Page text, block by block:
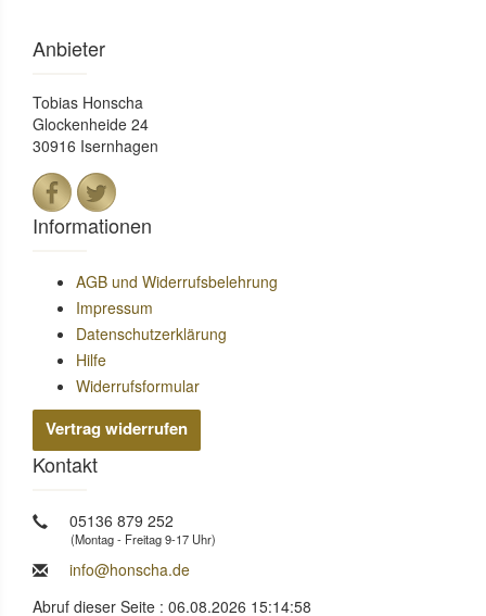
Anbieter
Tobias Honscha
Glockenheide 24
30916 Isernhagen
Informationen
AGB und Widerrufsbelehrung
Impressum
Datenschutzerklärung
Hilfe
Widerrufsformular
Vertrag widerrufen
Kontakt
05136 879 252
(Montag - Freitag 9-17 Uhr)
info@honscha.de
Abruf dieser Seite : 06.08.2026 15:14:58